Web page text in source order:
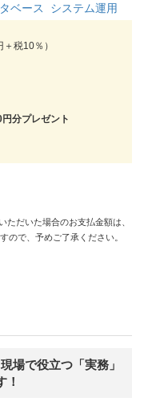
ベース システム運用
＋税10％）
分プレゼント
だいた場合のお支払金額は、
ので、予めご了承ください。
場で役立つ「実務」
！